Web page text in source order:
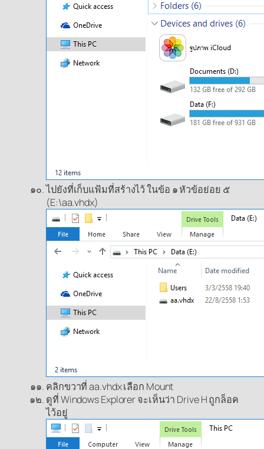
ไปยังที่เก็บแฟ้มที่สร้างไว้ ในข้อ ๑ หัวข้อย่อย ๕
(E:\aa.vhdx)
คลิกขวาที่ aa.vhdx เลือก Mount
ดูที่ Windows Explorer จะเห็นว่า Drive H ถูกล็อค
ไว้อยู่